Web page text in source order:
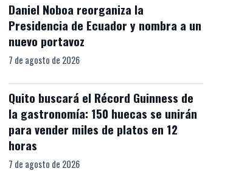
Daniel Noboa reorganiza la
Presidencia de Ecuador y nombra a un
nuevo portavoz
7 de agosto de 2026
Quito buscará el Récord Guinness de
la gastronomía: 150 huecas se unirán
para vender miles de platos en 12
horas
7 de agosto de 2026